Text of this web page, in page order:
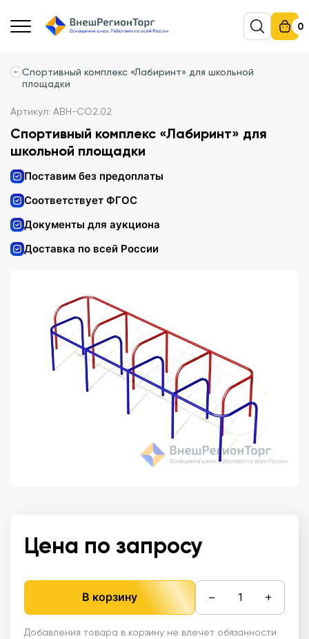
0
Спортивный комплекс «Лабиринт» для школьной
площадки
Артикул: АВН-СО2.02
Спортивный комплекс «Лабиринт» для
школьной площадки
Поставим без предоплаты
Соответствует ФГОС
Документы для аукциона
Доставка по всей России
Цена по запросу
В корзину − +
Добавления товара в корзину не влечет обязанности